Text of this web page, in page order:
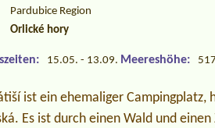
Pardubice Region
Orlické hory
15.05. - 13.09. Meereshöhe:
ist ein ehemaliger
Es ist durch einen Wald und